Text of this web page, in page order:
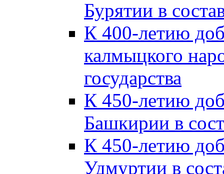
Бурятии в
К 400-летию
калмыцкого
государства
К 450-летию
Башкирии в
К 450-летию
Удмуртии в